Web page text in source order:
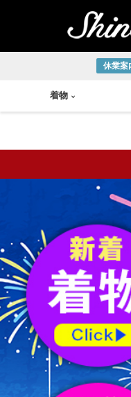
休業案
着物
小紋着物
色無地着物
浴衣
アンティーク半
アンティーク
新品/リサイク
新品/リサイク
男物帯
帯締め
半衿
草履
バッグ
ショール
櫛・かんざし
茶碗
茶箱
釜
炉釜
屏風
茶入
菓子器
琉球織物
大島紬
本場正藍泥染
節紬
綴れ
型染